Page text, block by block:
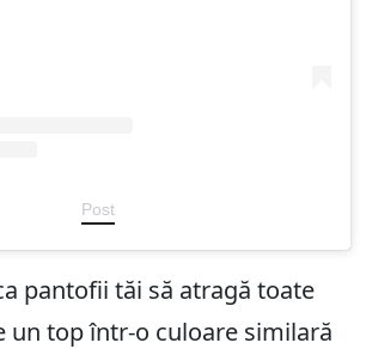
Post
pantofii tăi să atragă toate
un top într-o culoare similară